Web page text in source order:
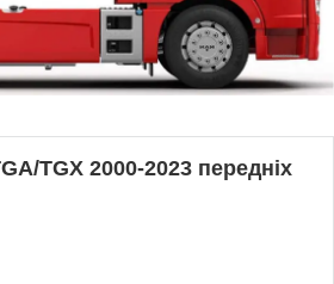
TGX 2000-2023 передніх